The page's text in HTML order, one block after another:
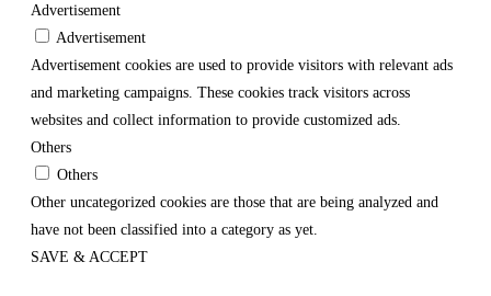
Advertisement
Advertisement
Advertisement cookies are used to provide visitors with relevant ads
and marketing campaigns. These cookies track visitors across
websites and collect information to provide customized ads.
Others
Others
Other uncategorized cookies are those that are being analyzed and
have not been classified into a category as yet.
SAVE & ACCEPT